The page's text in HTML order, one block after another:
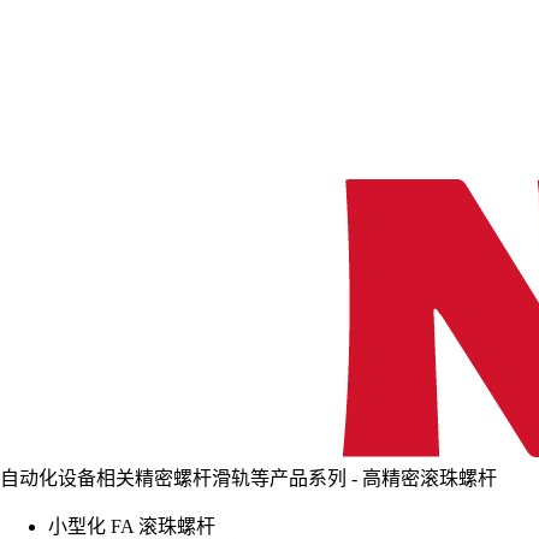
自动化设备相关精密螺杆滑轨等产品系列 - 高精密滚珠螺杆
小型化 FA 滚珠螺杆